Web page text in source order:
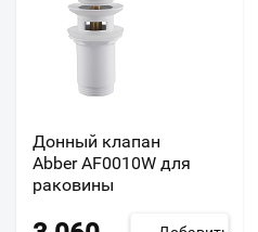
Донный клапан
Abber AF0010W для
раковины